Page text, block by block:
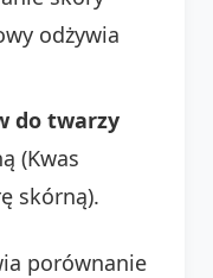
odżywia
do twarzy
(Kwas
skórną).
porównanie